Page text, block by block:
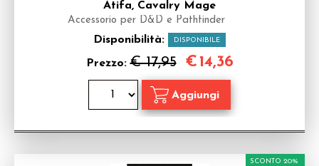
Atifa, Cavalry Mage
Accessorio per D&D e Pathfinder
Disponibilità: DISPONIBILE
Prezzo:€ 17,95 €14,36
SCONTO 20%